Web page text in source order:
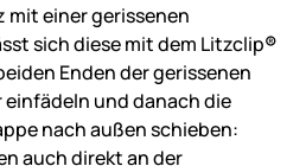
mit einer gerissenen
sich diese mit dem Litzclip®
Enden der gerissenen
und danach die
nach außen schieben:
auch direkt an der